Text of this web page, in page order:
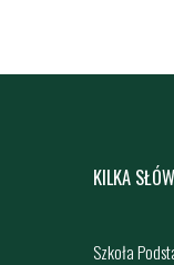
KILKA
Szkoła